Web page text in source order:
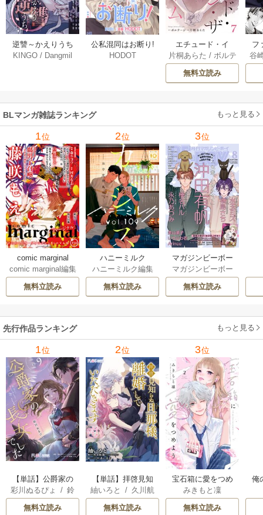
逆讐～かえりうち
～【タテヨミ】 36
KINGO / Dangmil
公私混同はお断り!
【タテヨミ】 67巻
HODOT
エチュード・イ
ン・ザ・ルーム[Blu
Mellow] 7巻
片桐あらた / ボルテ
ージ
無料立読み
フ
～
ア
谷
BLマンガ雑誌ランキング もっと見る
1位
comic marginal
comic marginal編集
部
無料立読み
2位
ハニーミルク
ハニーミルク編集
部
無料立読み
3位
マガジンビーボー
イ
マガジンビーボー
イ編集部
無料立読み
先行作品ランキング もっと見る
1位
【単話】公爵家の
長女でした
彩川ぬるぴょ /鈴
音さや/
無料立読み
2位
【単話】拝啓見知
らぬ旦那様、離婚
していただきます
紬いろと / 久川航
璃/あいるむ
無料立読み
3位
宝石箱に愛をつめ
よう
みきもと凜
無料立読み
俺